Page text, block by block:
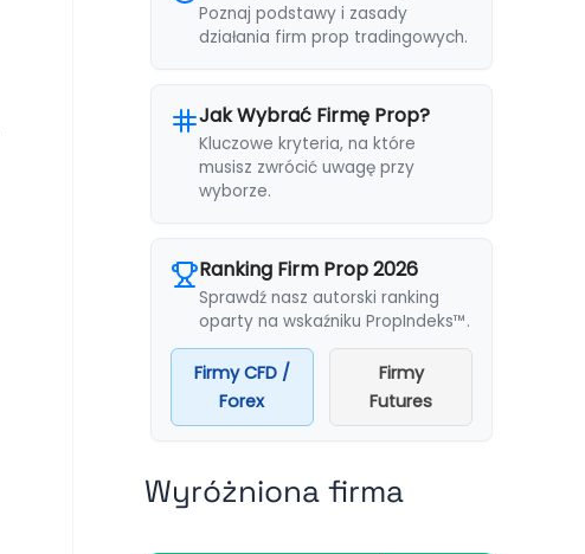
Poznaj podstawy i zasady
działania firm prop tradingowych.
Jak Wybrać Firmę Prop?
Kluczowe kryteria, na które
musisz zwrócić uwagę przy
wyborze.
Ranking Firm Prop 2026
Sprawdź nasz autorski ranking
oparty na wskaźniku PropIndeks™.
Firmy CFD /
Forex
Firmy
Futures
Wyróżniona firma